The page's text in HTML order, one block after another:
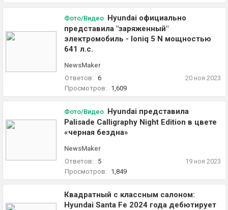
Фото/Видео Hyundai официально
представила "заряженный"
электромобиль - Ioniq 5 N мощностью
641 л.с.
NewsMaker
Ответов: 6
Просмотров:
1,609
20 ноя 2023
Фото/Видео Hyundai представила
Palisade Calligraphy Night Edition в цвете
«черная бездна»
NewsMaker
Ответов:
5
Просмотров:
1,849
19 ноя 2023
Квадратный с классным салоном:
Hyundai Santa Fe 2024 года дебютирует